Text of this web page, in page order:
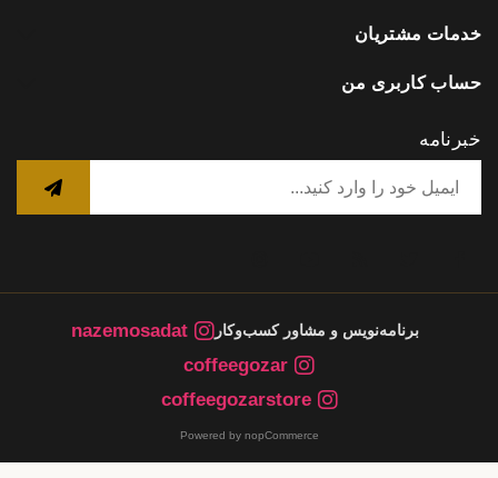
خدمات مشتریان
حساب کاربری من
خبرنامه
برنامه‌نویس و مشاور کسب‌وکار
nazemosadat
coffeegozar
coffeegozarstore
Powered by nopCommerce